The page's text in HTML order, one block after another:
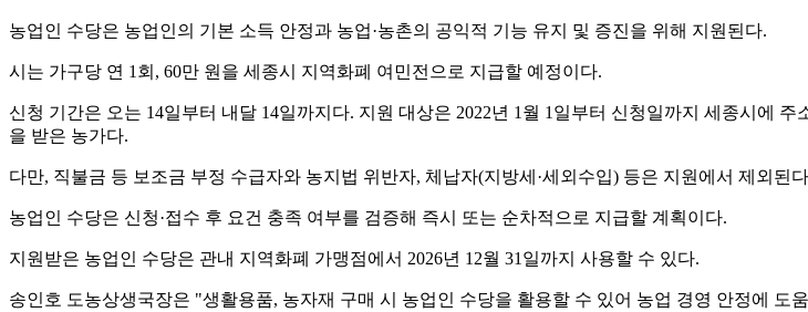
농업인 수당은 농업인의 기본 소득 안정과 농업·농촌의 공익적 기능 유지 및 증진을 위해 지원된다.
시는 가구당 연 1회, 60만 원을 세종시 지역화폐 여민전으로 지급할 예정이다.
신청 기간은 오는 14일부터 내달 14일까지다. 지원 대상은 2022년 1월 1일부터 신청일까지 세종시에
을 받은 농가다.
다만, 직불금 등 보조금 부정 수급자와 농지법 위반자, 체납자(지방세·세외수입) 등은 지원에서 제외된
농업인 수당은 신청·접수 후 요건 충족 여부를 검증해 즉시 또는 순차적으로 지급할 계획이다.
지원받은 농업인 수당은 관내 지역화폐 가맹점에서 2026년 12월 31일까지 사용할 수 있다.
송인호 도농상생국장은 "생활용품, 농자재 구매 시 농업인 수당을 활용할 수 있어 농업 경영 안정에